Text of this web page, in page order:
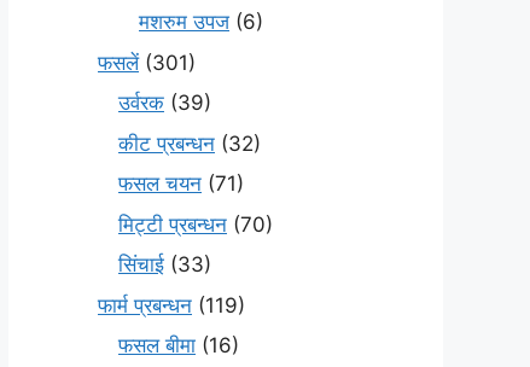
मशरुम उपज (6)
फसलें(301)
उर्वरक (39)
कीट प्रबन्धन (32)
फसल चयन (71)
मि‌ट्टी प्रबन्धन (70)
सिंचाई (33)
फार्म प्रबन्धन (119)
फसल बीमा (16)